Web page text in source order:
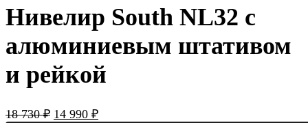
Нивелир South NL32 с
алюминиевым штативом
и рейкой
18 730₽ 14 990 ₽